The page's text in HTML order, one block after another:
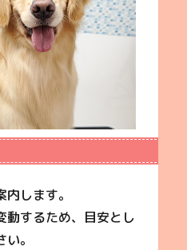
します。
動するため、目安とし
。